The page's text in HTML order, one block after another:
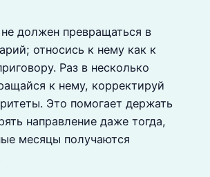
должен превращаться в
относись к нему как к
Раз в несколько
к нему, корректируй
Это помогает держать
направление даже тогда,
месяцы получаются